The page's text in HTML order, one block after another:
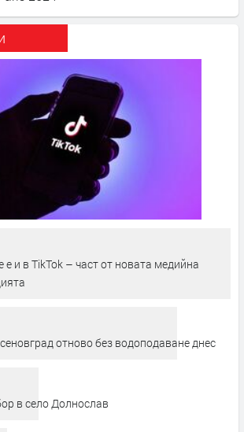
е и в TikTok – част от новата медийна
отново без водоподаване днес
в село Долнослав